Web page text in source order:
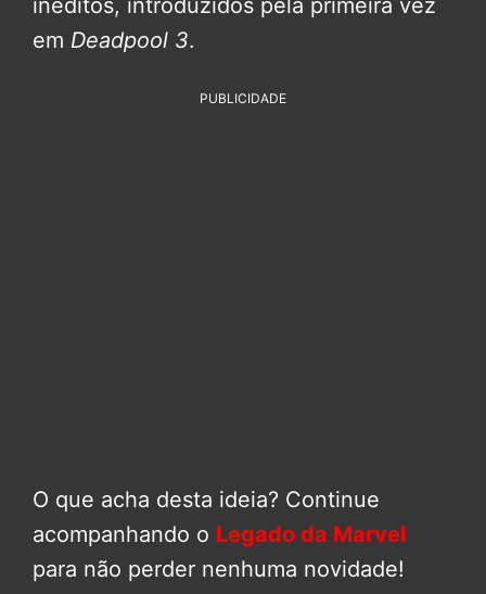
inéditos, introduzidos pela primeira vez
em Deadpool 3.
PUBLICIDADE
O que acha desta ideia? Continue
acompanhando o Legado da Marvel
para não perder nenhuma novidade!